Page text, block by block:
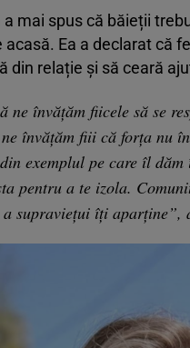
mai spus că băieții
acasă. Ea a declarat că
din relație și să ceară
ne învățăm fiicele să se
învățăm fiii că forța nu
exemplul pe care îl
pentru a te izola.
a supraviețui îți aparține”,